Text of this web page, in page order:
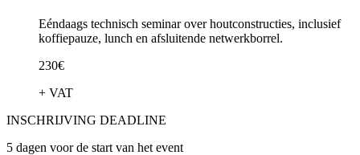
Eéndaags technisch seminar over houtconstructies, inclusief
koffiepauze, lunch en afsluitende netwerkborrel.
230€
+ VAT
INSCHRIJVING DEADLINE
5 dagen voor de start van het event